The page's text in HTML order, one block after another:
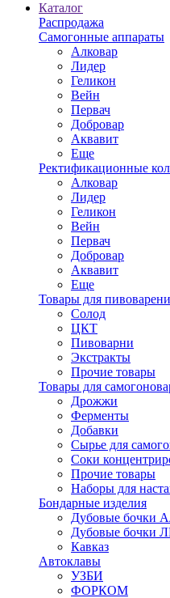
Каталог
Распродажа
Самогонные аппараты
Алковар
Лидер
Геликон
Вейн
Первач
Добровар
Аквавит
Еще
Ректификационные
Алковар
Лидер
Геликон
Вейн
Первач
Добровар
Аквавит
Еще
Товары для
Солод
ЦКТ
Пивоварни
Экстракты
Прочие товары
Товары для
Дрожжи
Ферменты
Добавки
Сырье для
Соки
Прочие товары
Наборы для
Бондарные изделия
Дубовые бочки
Дубовые бочки
Кавказ
Автоклавы
УЗБИ
ФОРКОМ